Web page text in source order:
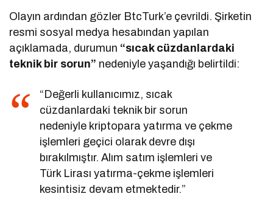
Olayın ardından gözler BtcTurk’e çevrildi. Şirketin
resmi sosyal medya hesabından yapılan
açıklamada, durumun “sıcak cüzdanlardaki
teknik bir sorun” nedeniyle yaşandığı belirtildi:
“Değerli kullanıcımız, sıcak
cüzdanlardaki teknik bir sorun
nedeniyle kriptopara yatırma ve çekme
işlemleri geçici olarak devre dışı
bırakılmıştır. Alım satım işlemleri ve
Türk Lirası yatırma-çekme işlemleri
kesintisiz devam etmektedir.”